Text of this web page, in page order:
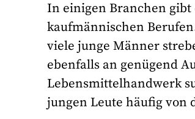
In einigen Branchen gibt
kaufmännischen
viele junge Männer
ebenfalls an genügend
Lebensmittelhandwerk
jungen Leute häufig von